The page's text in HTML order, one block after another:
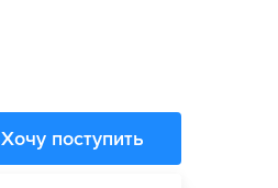
Хочу поступить